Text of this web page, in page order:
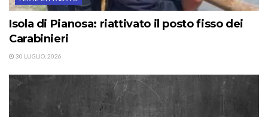
Isola di Pianosa: riattivato il posto fisso dei
Carabinieri
30 LUGLIO, 2026